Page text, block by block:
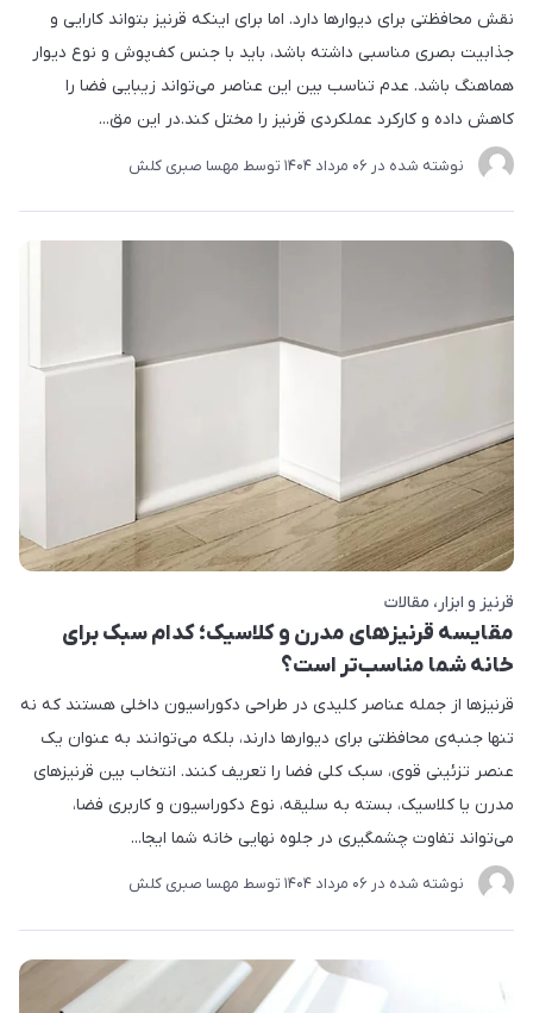
نقش محافظتی برای دیوارها دارد. اما برای اینکه قرنیز بتواند کارایی و
جذابیت بصری مناسبی داشته باشد، باید با جنس کف‌پوش و نوع دیوار
هماهنگ باشد. عدم تناسب بین این عناصر می‌تواند زیبایی فضا را
کاهش داده و کارکرد عملکردی قرنیز را مختل کند.در این مق...
نوشته شده در 06 مرداد 1404 توسط مهسا صبری کلش
قرنیز و ابزار مقالات
مقایسه قرنیزهای مدرن و کلاسیک؛ کدام سبک برای
خانه شما مناسب‌تر است؟
قرنیزها از جمله عناصر کلیدی در طراحی دکوراسیون داخلی هستند که نه
تنها جنبه‌ی محافظتی برای دیوارها دارند، بلکه می‌توانند به عنوان یک
عنصر تزئینی قوی، سبک کلی فضا را تعریف کنند. انتخاب بین قرنیزهای
مدرن یا کلاسیک، بسته به سلیقه، نوع دکوراسیون و کاربری فضا،
می‌تواند تفاوت چشمگیری در جلوه نهایی خانه شما ایجا...
نوشته شده در 06 مرداد 1404 توسط مهسا صبری کلش